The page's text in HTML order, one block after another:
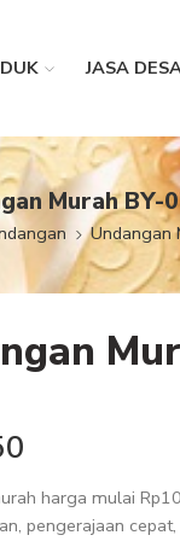
JASA
Murah BY-
Undangan
harga mulai
pengerajaan